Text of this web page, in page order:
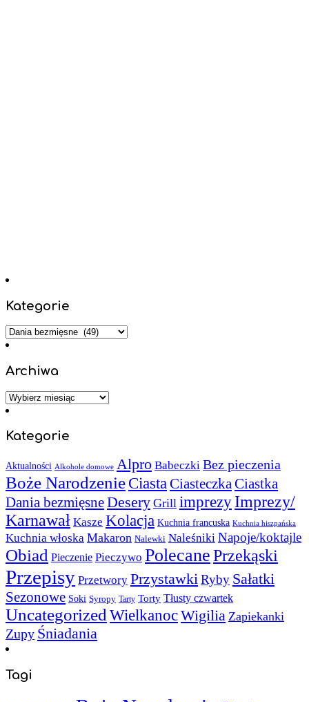
Kategorie
Kategorie
Archiwa
Archiwa
Kategorie
Aktualności Alkohole domowe Alpro Babeczki Bez pieczenia
Boże NarodzenieCiasta CiasteczkaCiastka
Dania bezmięsneDesery Grill imprezy Imprezy/
Karnawał Kasze Kolacja Kuchnia francuska Kuchnia hiszpańska
Kuchnia włoska Makaron Nalewki Naleśniki Napoje/koktajle
Obiad Pieczenie Pieczywo PolecanePrzekąski
Przepisy Przetwory PrzystawkiRyby Sałatki
Sezonowe Soki Syropy Tarty Torty Tłusty czwartek
Uncategorized WielkanocWigilia Zapiekanki
Zupy Śniadania
Tagi